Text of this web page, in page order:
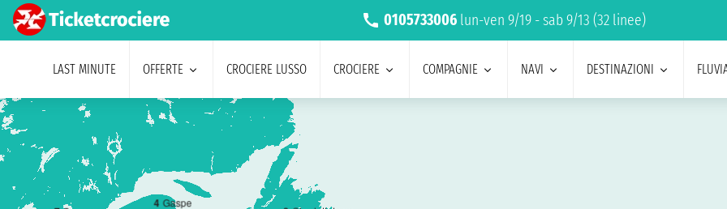
0105733006 lun-ven 9/19 - sab 9/13 (32 linee)
LAST MINUTE OFFERTE CROCIERE LUSSO CROCIERE COMPAGNIE NAVI DESTINAZIONI
4 Gaspe